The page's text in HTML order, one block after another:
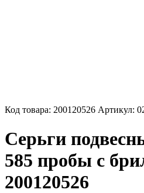
Код товара: 200120526 Артикул:
Серьги
585 пробы с
200120526